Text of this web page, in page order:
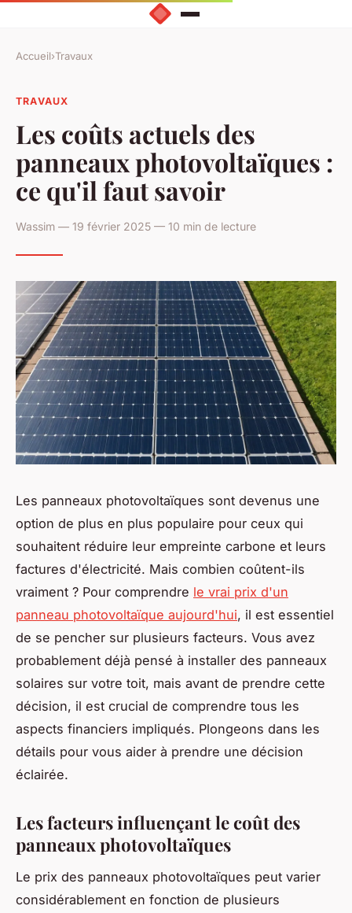
Accueil›Travaux
TRAVAUX
Les coûts actuels des
panneaux photovoltaïques :
ce qu'il faut savoir
Wassim — 19 février 2025 — 10 min de lecture
Les panneaux photovoltaïques sont devenus une
option de plus en plus populaire pour ceux qui
souhaitent réduire leur empreinte carbone et leurs
factures d'électricité. Mais combien coûtent-ils
vraiment ? Pour comprendre le vrai prix d'un
panneau photovoltaïque aujourd'hui, il est essentiel
de se pencher sur plusieurs facteurs. Vous avez
probablement déjà pensé à installer des panneaux
solaires sur votre toit, mais avant de prendre cette
décision, il est crucial de comprendre tous les
aspects financiers impliqués. Plongeons dans les
détails pour vous aider à prendre une décision
éclairée.
Les facteurs influençant le coût des
panneaux photovoltaïques
Le prix des panneaux photovoltaïques peut varier
considérablement en fonction de plusieurs